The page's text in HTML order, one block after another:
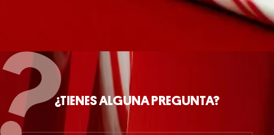
¿TIENES ALGUNA PREGUNTA?